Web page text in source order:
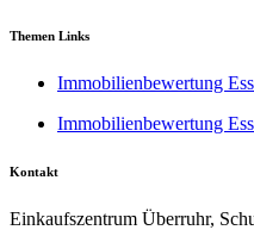
Themen Links
Immobilienbewertung
Immobilienbewertung
Kontakt
Einkaufszentrum Überruhr,